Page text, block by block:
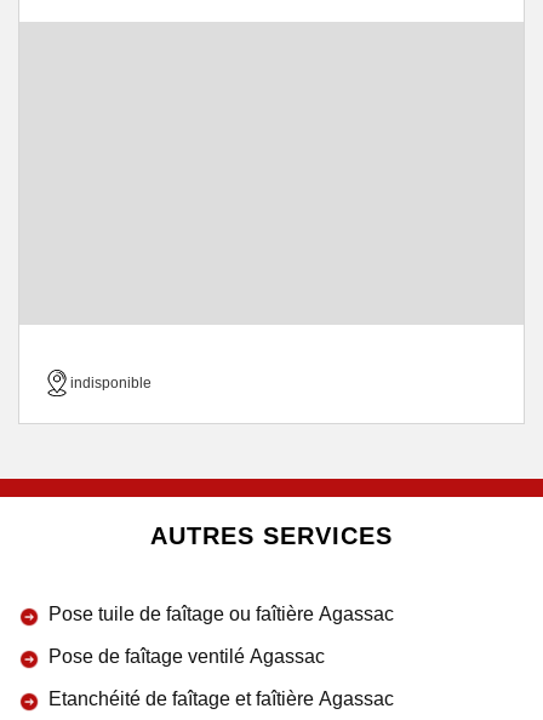
indisponible
AUTRES SERVICES
Pose tuile de faîtage ou faîtière Agassac
Pose de faîtage ventilé Agassac
Etanchéité de faîtage et faîtière Agassac